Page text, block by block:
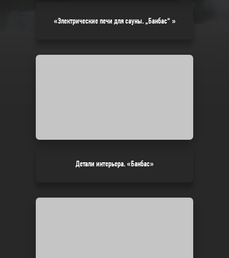
«Электрические печи для сауны. „Банбас“ »
Детали интерьера. «Банбас»